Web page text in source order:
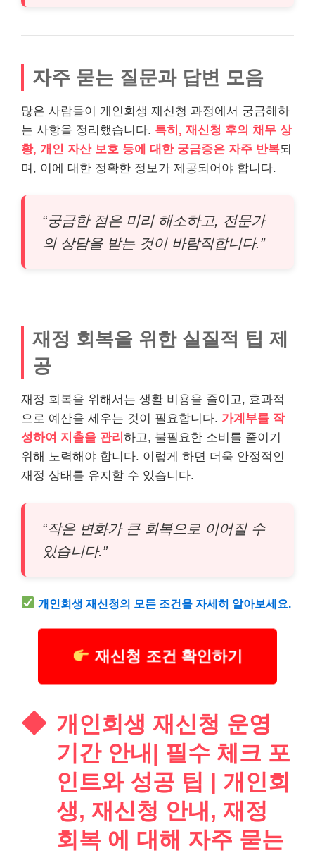
자주 묻는 질문과 답변 모음
많은 사람들이 개인회생 재신청 과정에서 궁금해하
는 사항을 정리했습니다. 특히, 재신청 후의 채무 상
황, 개인 자산 보호 등에 대한 궁금증은 자주 반복되
며, 이에 대한 정확한 정보가 제공되어야 합니다.
“궁금한 점은 미리 해소하고, 전문가
의 상담을 받는 것이 바람직합니다.”
재정 회복을 위한 실질적 팁 제
공
재정 회복을 위해서는 생활 비용을 줄이고, 효과적
으로 예산을 세우는 것이 필요합니다. 가계부를 작
성하여 지출을 관리 하고, 불필요한 소비를 줄이기
위해 노력해야 합니다. 이렇게 하면 더욱 안정적인
재정 상태를 유지할 수 있습니다.
“작은 변화가 큰 회복으로 이어질 수
있습니다.”
개인회생 재신청의 모든 조건을 자세히 알아보세요.
재신청 조건 확인하기
개인회생 재신청 운영
기간 안내| 필수 체크 포
인트와 성공 팁 | 개인회
생, 재신청 안내, 재정
회복 에 대해 자주 묻는